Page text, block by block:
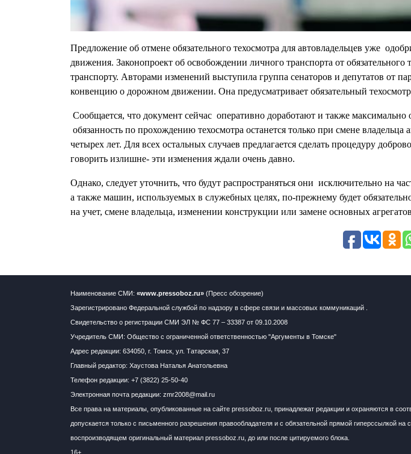
Предложение об отмене обязательного техосмотра для автовладельцев уже
движения. Законопроект об освобождении личного транспорта от
транспорту. Авторами изменений выступила группа сенаторов и депутатов от
конвенцию о дорожном движении. Она предусматривает обязательный
Сообщается, что документ сейчас оперативно доработают и также
обязанность по прохождению техосмотра останется только при смене
четырех лет. Для всех остальных случаев предлагается сделать процедуру
говорить излишне- эти изменения ждали очень давно.
Однако, следует уточнить, что будут распространяться они исключительно на
а также машин, используемых в служебных целях, по-прежнему будет
на учет, смене владельца, изменении конструкции или замене основных
Наименование СМИ: «www.pressoboz.ru» (Пресс обозрение)
Зарегистрировано Федеральной службой по надзору в сфере связи и массовых коммуникаций .
Свидетельство о регистрации СМИ ЭЛ № ФС 77 – 33387 от 09.10.2008
Учредитель СМИ: Общество с ограниченной ответственностью "Аргументы в Томске"
Адрес редакции: 634050, г. Томск, ул. Татарская, 37
Главный редактор: Хаустова Наталья Анатольевна
Телефон редакции: +7 (3822) 25-50-40
Электронная почта редакции: zmr2008@mail.ru
Все права на материалы, опубликованные на сайте pressoboz.ru, принадлежат редакции и охраняются в
допускается только с письменного разрешения правообладателя и с обязательной прямой гиперссылкой
воспроизводящем оригинальный материал pressoboz.ru, до или после цитируемого блока.
16+